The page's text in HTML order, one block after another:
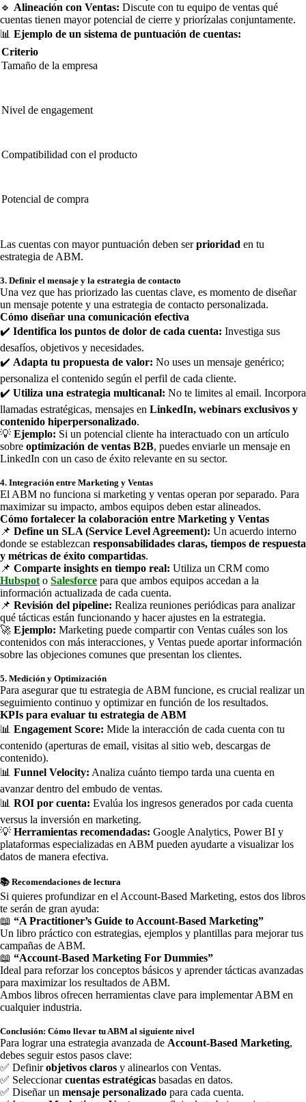
🔹 Alineación con Ventas: Discute con tu equipo de ventas qué
cuentas tienen mayor potencial de cierre y priorízalas conjuntamente.
📊 Ejemplo de un sistema de puntuación de cuentas:
Criterio
Tamaño de la empresa
Nivel de engagement
Compatibilidad con el producto
Potencial de compra
Las cuentas con mayor puntuación deben serprioridad en tu
estrategia de ABM.
3. Definir el mensaje y la estrategia de contacto
Una vez que has priorizado las cuentas clave, es momento de diseñar
un mensaje potente y una estrategia de contacto personalizada.
Cómo diseñar una comunicación efectiva
✔️ Identifica los puntos de dolor de cada cuenta: Investiga sus
desafíos, objetivos y necesidades.
✔️ Adapta tu propuesta de valor: No uses un mensaje genérico;
personaliza el contenido según el perfil de cada cliente.
✔️ Utiliza una estrategia multicanal: No te limites al email. Incorpora
llamadas estratégicas, mensajes en LinkedIn, webinars exclusivos y
contenido hiperpersonalizado.
💡 Ejemplo: Si un potencial cliente ha interactuado con un artículo
sobre optimización de ventas B2B, puedes enviarle un mensaje en
LinkedIn con un caso de éxito relevante en su sector.
4. Integración entre Marketing y Ventas
El ABM no funciona si marketing y ventas operan por separado. Para
maximizar su impacto, ambos equipos deben estar alineados.
Cómo fortalecer la colaboración entre Marketing y Ventas
📌 Define un SLA (Service Level Agreement): Un acuerdo interno
donde se establezcan responsabilidades claras, tiempos de respuesta
y métricas de éxito compartidas.
📌 Comparte insights en tiempo real: Utiliza un CRM como
Hubspot o Salesforce para que ambos equipos accedan a la
información actualizada de cada cuenta.
📌 Revisión del pipeline: Realiza reuniones periódicas para analizar
qué tácticas están funcionando y hacer ajustes en la estrategia.
🚀 Ejemplo: Marketing puede compartir con Ventas cuáles son los
contenidos con más interacciones, y Ventas puede aportar información
sobre las objeciones comunes que presentan los clientes.
5. Medición y Optimización
Para asegurar que tu estrategia de ABM funcione, es crucial realizar un
seguimiento continuo y optimizar en función de los resultados.
KPIs para evaluar tu estrategia de ABM
📊 Engagement Score: Mide la interacción de cada cuenta con tu
contenido (aperturas de email, visitas al sitio web, descargas de
contenido).
📊 Funnel Velocity: Analiza cuánto tiempo tarda una cuenta en
avanzar dentro del embudo de ventas.
📊 ROI por cuenta: Evalúa los ingresos generados por cada cuenta
versus la inversión en marketing.
💡 Herramientas recomendadas: Google Analytics, Power BI y
plataformas especializadas en ABM pueden ayudarte a visualizar los
datos de manera efectiva.
📚 Recomendaciones de lectura
Si quieres profundizar en el Account-Based Marketing, estos dos libros
te serán de gran ayuda:
📖 “A Practitioner’s Guide to Account-Based Marketing”
Un libro práctico con estrategias, ejemplos y plantillas para mejorar tus
campañas de ABM.
📖 “Account-Based Marketing For Dummies”
Ideal para reforzar los conceptos básicos y aprender tácticas avanzadas
para maximizar los resultados de ABM.
Ambos libros ofrecen herramientas clave para implementar ABM en
cualquier industria.
Conclusión: Cómo llevar tu ABM al siguiente nivel
Para lograr una estrategia avanzada de Account-Based Marketing,
debes seguir estos pasos clave:
✅ Definirobjetivos claros y alinearlos con Ventas.
✅ Seleccionarcuentas estratégicas basadas en datos.
✅ Diseñar un mensaje personalizado para cada cuenta.